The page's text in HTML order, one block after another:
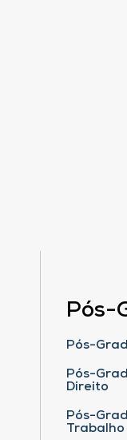
Pós-
Pós-
Pós-
Direito
Pós-
Trabalho